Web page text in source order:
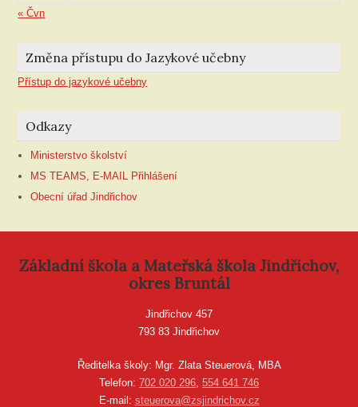
« Čvn
Změna přístupu do Jazykové učebny
Přístup do jazykové učebny
Odkazy
Ministerstvo školství
MS TEAMS, E-MAIL Přihlášení
Obecní úřad Jindřichov
Základní škola a Mateřská škola Jindřichov,
okres Bruntál
Jindřichov 457
793 83 Jindřichov
Ředitelka školy: Mgr. Zlata Steuerová, MBA
Telefon: 702 020 296 554 641 746
E-mail: steuerova@zsjindrichov.cz